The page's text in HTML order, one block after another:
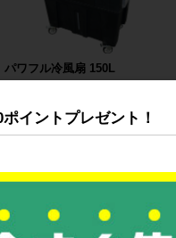
パワフル冷風扇 150L
173,000円
イントプレゼント！